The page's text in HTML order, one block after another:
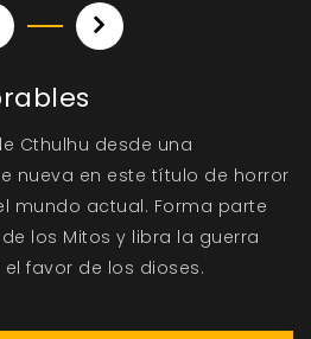
Cthulhu desde una
nueva en este título de horror
mundo actual. Forma parte
los Mitos y libra la guerra
favor de los dioses.